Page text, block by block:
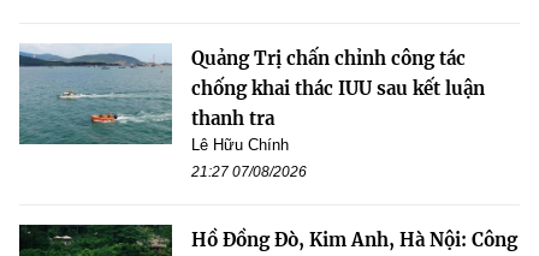
Quảng Trị chấn chỉnh công tác
chống khai thác IUU sau kết luận
thanh tra
Lê Hữu Chính
21:27 07/08/2026
Hồ Đồng Đò, Kim Anh, Hà Nội: Công